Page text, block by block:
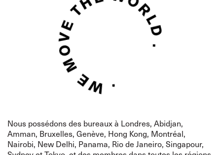
Nous possédons des bureaux à Londres, Abidjan,
Amman, Bruxelles, Genève, Hong Kong, Montréal,
Nairobi, New Delhi, Panama, Rio de Janeiro, Singapour,